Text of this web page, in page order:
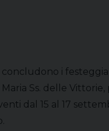
i
Ss. delle
dal 15 al 17